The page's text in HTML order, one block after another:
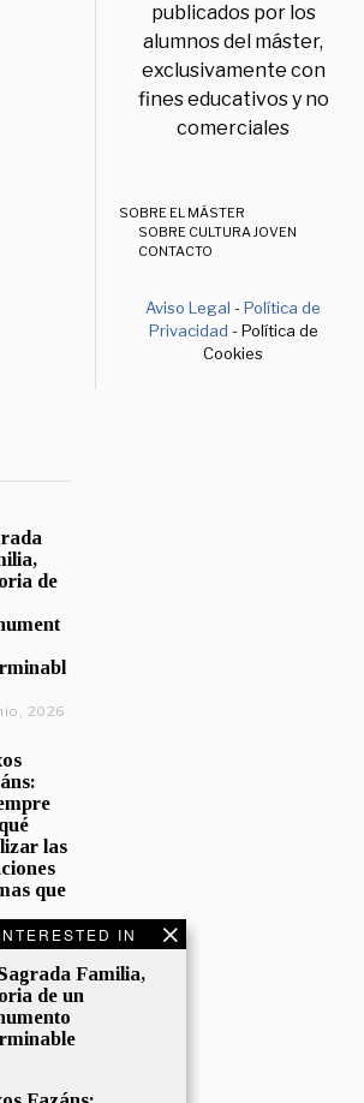
IN
Familia,
de un
publicados por los
alumnos del máster,
exclusivamente con
fines educativos y no
comerciales
SOBRE EL MÁSTER
SOBRE CULTURA JOVEN
CONTACTO
Aviso Legal -Política de
Privacidad - Política de
Cookies
de
2026
las
que
2026
de la
el
a